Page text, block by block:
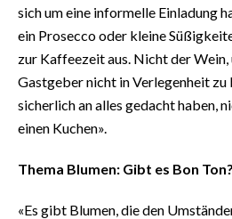
sich um eine informelle Einladung
ein Prosecco oder kleine
zur Kaffeezeit aus. Nicht der Wein,
Gastgeber nicht in Verlegenheit zu
sicherlich an alles gedacht haben,
einen Kuchen».
Thema Blumen: Gibt es Bon Ton?
«Es gibt Blumen, die den